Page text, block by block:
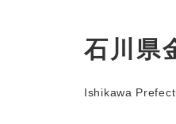
石川県
Ishikawa